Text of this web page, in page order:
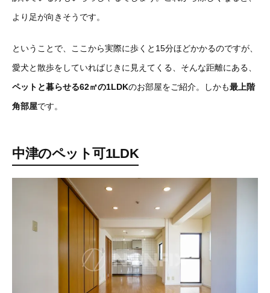
より足が向きそうです。
ということで、ここから実際に歩くと15分ほどかかるのですが、
愛犬と散歩をしていればじきに見えてくる、そんな距離にある、
ペットと暮らせる62㎡の1LDKのお部屋をご紹介。しかも最上階
角部屋です。
中津のペット可1LDK